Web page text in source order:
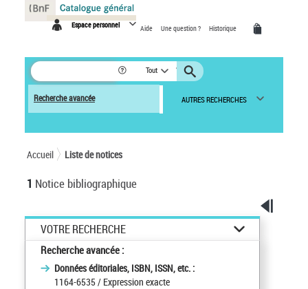
Espace personnel Aide Une question ? Historique
Tout
Recherche avancée AUTRES RECHERCHES
Accueil Liste de notices
1 Notice bibliographique
VOTRE RECHERCHE
Recherche avancée :
Données éditoriales, ISBN, ISSN, etc. :
1164-6535/ Expression exacte
Panneau de gestion des cookies